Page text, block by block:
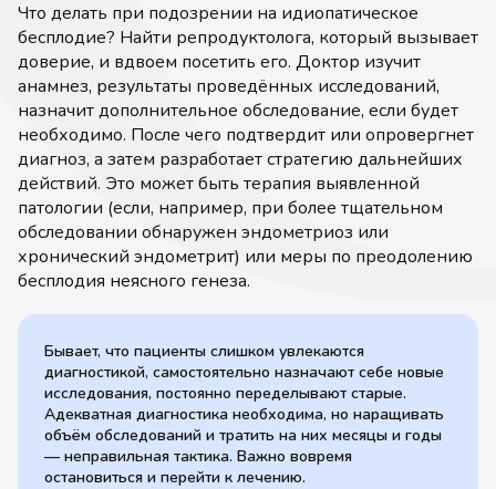
Что делать при подозрении на идиопатическое
бесплодие? Найти репродуктолога, который вызывает
доверие, и вдвоем посетить его. Доктор изучит
анамнез, результаты проведённых исследований,
назначит дополнительное обследование, если будет
необходимо. После чего подтвердит или опровергнет
диагноз, а затем разработает стратегию дальнейших
действий. Это может быть терапия выявленной
патологии (если, например, при более тщательном
обследовании обнаружен эндометриоз или
хронический эндометрит) или меры по преодолению
бесплодия неясного генеза.
Бывает, что пациенты слишком увлекаются
диагностикой, самостоятельно назначают себе новые
исследования, постоянно переделывают старые.
Адекватная диагностика необходима, но наращивать
объём обследований и тратить на них месяцы и годы
— неправильная тактика. Важно вовремя
остановиться и перейти к лечению.